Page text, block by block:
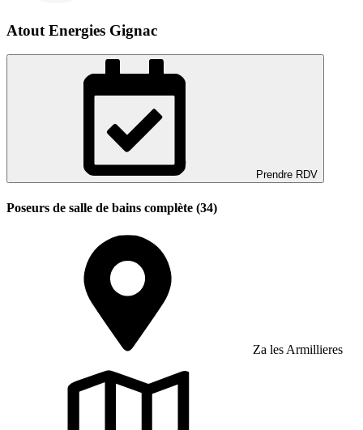
Atout Energies Gignac
Prendre RDV
Poseurs de salle de bains complète (34)
Za les Armillieres